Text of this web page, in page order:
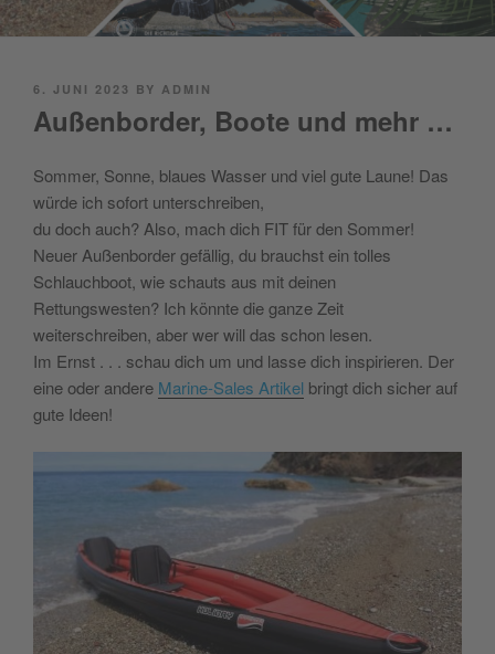
POSTED
6. JUNI 2023 BY ADMIN
Außenborder, Boote und mehr …
Sommer, Sonne, blaues Wasser und viel gute Laune! Das
würde ich sofort unterschreiben,
du doch auch? Also, mach dich FIT für den Sommer!
Neuer Außenborder gefällig, du brauchst ein tolles
Schlauchboot, wie schauts aus mit deinen
Rettungswesten? Ich könnte die ganze Zeit
weiterschreiben, aber wer will das schon lesen.
Im Ernst . . . schau dich um und lasse dich inspirieren. Der
eine oder andere Marine-Sales Artikel bringt dich sicher auf
gute Ideen!